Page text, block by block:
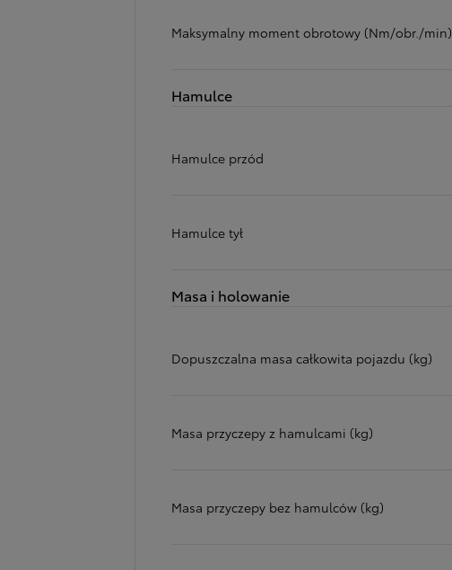
Maksymalny moment obrotowy (Nm/obr./min)
Hamulce
Hamulce przód
Hamulce tył
Masa i holowanie
Dopuszczalna masa całkowita pojazdu (kg)
Masa przyczepy z hamulcami (kg)
Masa przyczepy bez hamulców (kg)